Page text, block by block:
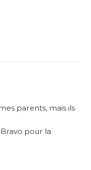
parents, mais ils
pour la